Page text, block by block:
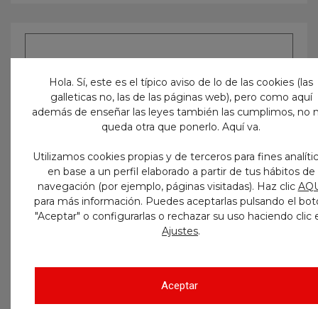
Hola. Sí, este es el típico aviso de lo de las cookies (las
galleticas no, las de las páginas web), pero como aquí
además de enseñar las leyes también las cumplimos, no
queda otra que ponerlo. Aquí va.
Utilizamos cookies propias y de terceros para fines
en base a un perfil elaborado a partir de tus hábitos de
navegación (por ejemplo, páginas visitadas). Haz clic
para más información. Puedes aceptarlas pulsando el
"Aceptar" o configurarlas o rechazar su uso haciendo clic
Ajustes.
Aceptar